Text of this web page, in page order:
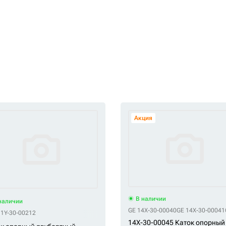
3987GR 150-4849 GR 179-1486GR 179-1491GR 183-
30-00212
Акция
В наличии
GE 14X-30-00040GE 14X-30-00041
14X-30-00045 Каток опорный